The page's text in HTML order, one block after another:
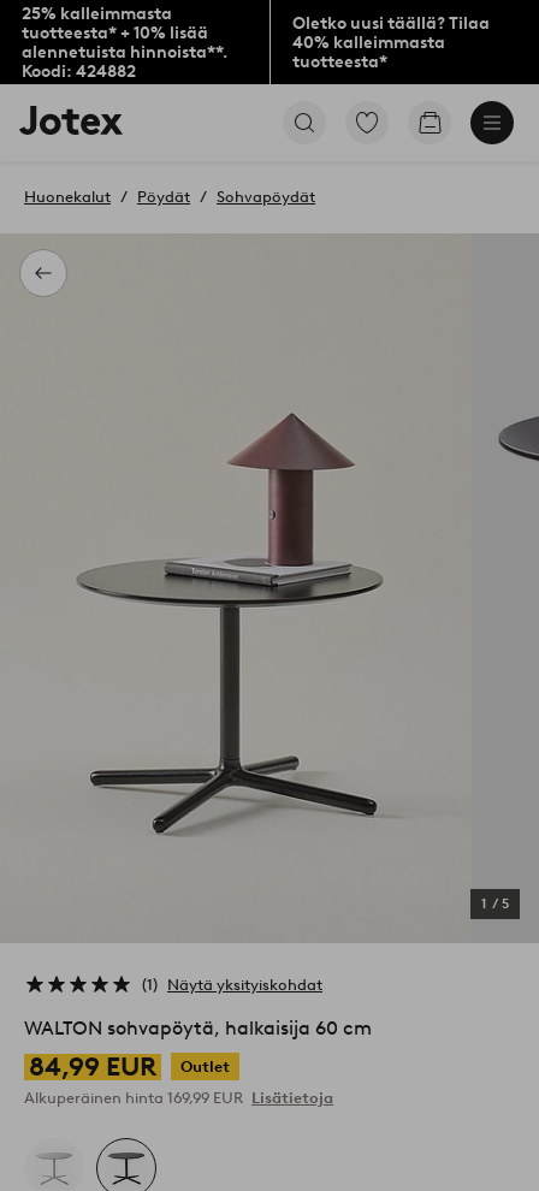
25% kalleimmasta
tuotteesta* + 10% lisää
alennetuista hinnoista**.
Koodi: 424882
Oletko uusi täällä? Tilaa
40% kalleimmasta
tuotteesta*
Jotex-
logo
aloitussivulle
Siirry
Siirry
Takaisin
Huonekalut Pöydät Sohvapöydät
1 / 5
1 Näytä yksityiskohdat
WALTON sohvapöytä, halkaisija 60 cm
84,99 EUR
Outlet
Alkuperäinen hinta 169,99 EUR Lisätietoja